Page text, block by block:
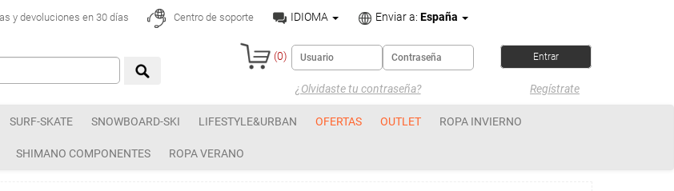
y devoluciones en 30 días Centro de soporte IDIOMA Enviar a: España
(0)
¿Olvidaste tu contraseña? Regístrate
SURF-SKATE SNOWBOARD-SKI LIFESTYLE&URBAN OFERTAS OUTLET ROPA INVIERNO
SHIMANO COMPONENTES ROPA VERANO